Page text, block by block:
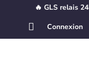
🔥 GLS relais
 Connexion